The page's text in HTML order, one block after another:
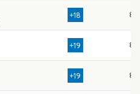
+18 82
+19 83
+19 82